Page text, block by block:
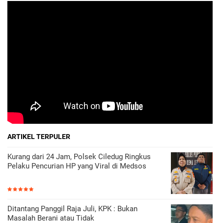
ARTIKEL TERPULER
Kurang dari 24 Jam, Polsek Ciledug Ringkus
Pelaku Pencurian HP yang Viral di Medsos
Ditantang Panggil Raja Juli, KPK : Bukan
Masalah Berani atau Tidak